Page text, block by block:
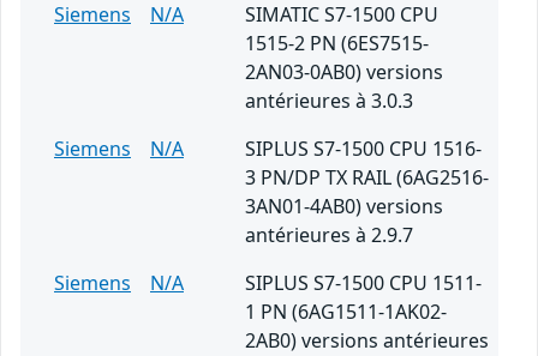
Siemens
N/A
SIMATIC S7-1500 CPU
1515-2 PN (6ES7515-
2AN03-0AB0) versions
antérieures à 3.0.3
Siemens
N/A
SIPLUS S7-1500 CPU 1516-
3 PN/DP TX RAIL (6AG2516-
3AN01-4AB0) versions
antérieures à 2.9.7
Siemens
N/A
SIPLUS S7-1500 CPU 1511-
1 PN (6AG1511-1AK02-
2AB0) versions antérieures